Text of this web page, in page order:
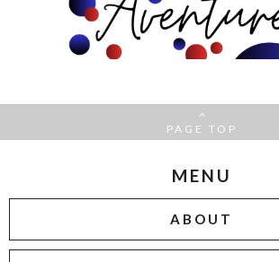
PAGE TOP
MENU
ABOUT